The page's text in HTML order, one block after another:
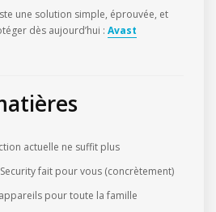
une solution simple, éprouvée, et
dès aujourd’hui : Avast
actuelle ne suffit plus
fait pour vous (concrètement)
pour toute la famille